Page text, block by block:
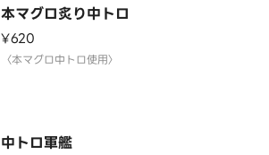
本マグロ炙り中トロ
¥620
〈本マグロ中トロ使用〉
中トロ軍艦